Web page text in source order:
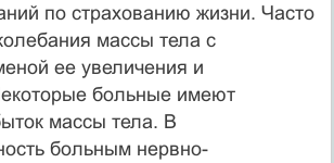
по страхованию жизни. Часто
массы тела с
ее увеличения и
больные имеют
массы тела. В
больным нервно-